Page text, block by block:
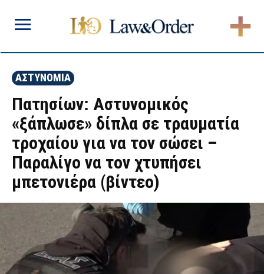
ΑΣΤΥΝΟΜΙΑ
Πατησίων: Αστυνομικός
«ξάπλωσε» δίπλα σε τραυματία
τροχαίου για να τον σώσει –
Παραλίγο να τον χτυπήσει
μπετονιέρα (βίντεο)